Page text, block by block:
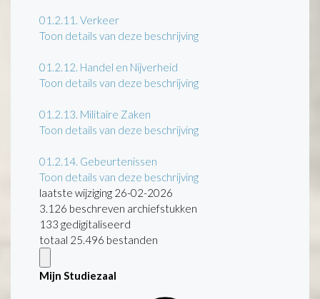
01.2.11. Verkeer
Toon details van deze beschrijving
01.2.12. Handel en Nijverheid
Toon details van deze beschrijving
01.2.13. Militaire Zaken
Toon details van deze beschrijving
01.2.14. Gebeurtenissen
Toon details van deze beschrijving
laatste wijziging 26-02-2026
3.126 beschreven archiefstukken
133 gedigitaliseerd
totaal 25.496 bestanden
Mijn Studiezaal